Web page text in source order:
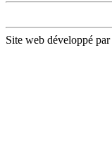
Site web développé par